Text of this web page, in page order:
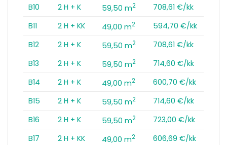
B10
2 H + K 59,50 m2
708,61 €/kk
B11
2 H + KK 49,00 m2
594,70 €/kk
B12
2 H + K 59,50 m2
708,61 €/kk
B13
2 H + K 59,50 m2
714,60 €/kk
B14
2 H + K 49,00 m2
600,70 €/kk
B15
2 H + K 59,50 m2
714,60 €/kk
B16
2 H + K 59,50 m2
723,00 €/kk
B17
2 H + KK 49,00 m2
606,69 €/kk